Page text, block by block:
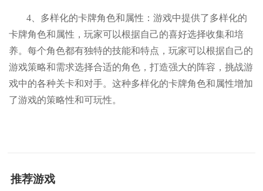
4、多样化的卡牌角色和属性：游戏中提供了多样化的
卡牌角色和属性，玩家可以根据自己的喜好选择收集和培
养。每个角色都有独特的技能和特点，玩家可以根据自己的
游戏策略和需求选择合适的角色，打造强大的阵容，挑战游
戏中的各种关卡和对手。这种多样化的卡牌角色和属性增加
了游戏的策略性和可玩性。
推荐游戏